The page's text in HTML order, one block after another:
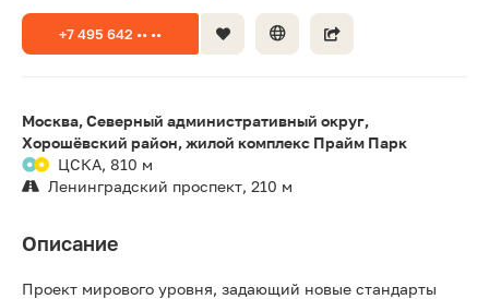
+7 495 642 •• ••
Москва, Северный административный округ,
Хорошёвский район, жилой комплекс Прайм Парк
ЦСКА, 810 м
Ленинградский проспект, 210 м
Описание
Проект мирового уровня, задающий новые стандарты